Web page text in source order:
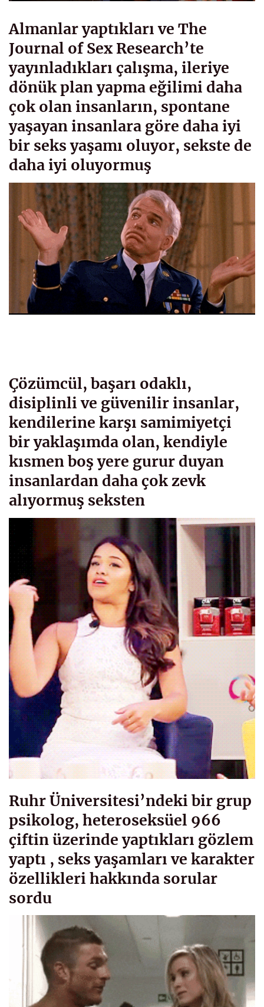
Almanlar yaptıkları ve The
Journal of Sex Research’te
yayınladıkları çalışma, ileriye
dönük plan yapma eğilimi daha
çok olan insanların, spontane
yaşayan insanlara göre daha iyi
bir seks yaşamı oluyor, sekste de
daha iyi oluyormuş
Çözümcül, başarı odaklı,
disiplinli ve güvenilir insanlar,
kendilerine karşı samimiyetçi
bir yaklaşımda olan, kendiyle
kısmen boş yere gurur duyan
insanlardan daha çok zevk
alıyormuş seksten
Ruhr Üniversitesi’ndeki bir grup
psikolog, heteroseksüel 966
çiftin üzerinde yaptıkları gözlem
yaptı , seks yaşamları ve karakter
özellikleri hakkında sorular
sordu